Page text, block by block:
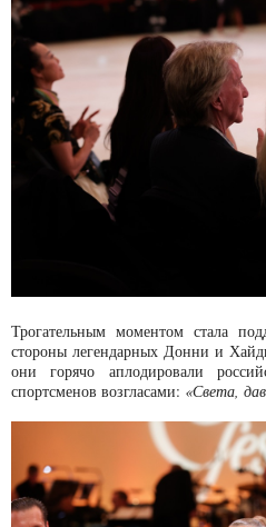
Трогательным моментом стала
стороны легендарных Донни и
они горячо аплодировали
спортсменов возгласами: «Света,